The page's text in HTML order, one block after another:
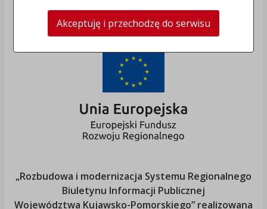
„Rozbudowa i modernizacja Systemu Regionalnego
Biuletynu Informacji Publicznej
Województwa Kujawsko-Pomorskiego” realizowana
Akceptuję i przechodzę do serwisu